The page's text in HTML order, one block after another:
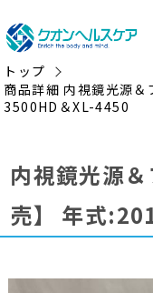
トップ
商品詳細 内視鏡光源
3500HD＆XL-4450
内視鏡光源
売】
年式